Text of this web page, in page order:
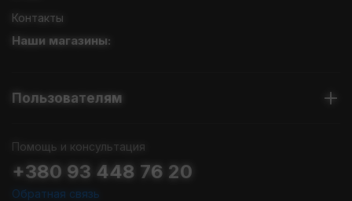
Контакты
Наши магазины:
Пользователям
Помощь и консультация
+380 93 448 76 20
Обратная связь